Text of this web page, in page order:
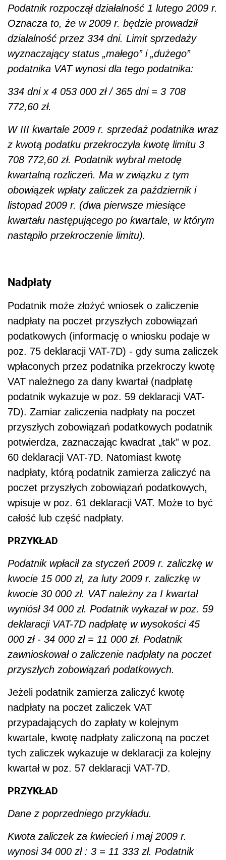
Podatnik rozpoczął działalność 1 lutego 2009 r.
Oznacza to, że w 2009 r. będzie prowadził
działalność przez 334 dni. Limit sprzedaży
wyznaczający status „małego” i „dużego”
podatnika VAT wynosi dla tego podatnika:
334 dni x 4 053 000 zł / 365 dni = 3 708
772,60 zł.
W III kwartale 2009 r. sprzedaż podatnika wraz
z kwotą podatku przekroczyła kwotę limitu 3
708 772,60 zł. Podatnik wybrał metodę
kwartalną rozliczeń. Ma w związku z tym
obowiązek wpłaty zaliczek za październik i
listopad 2009 r. (dwa pierwsze miesiące
kwartału następującego po kwartale, w którym
nastąpiło przekroczenie limitu).
Nadpłaty
Podatnik może złożyć wniosek o zaliczenie
nadpłaty na poczet przyszłych zobowiązań
podatkowych (informację o wniosku podaje w
poz. 75 deklaracji VAT-7D) - gdy suma zaliczek
wpłaconych przez podatnika przekroczy kwotę
VAT należnego za dany kwartał (nadpłatę
podatnik wykazuje w poz. 59 deklaracji VAT-
7D). Zamiar zaliczenia nadpłaty na poczet
przyszłych zobowiązań podatkowych podatnik
potwierdza, zaznaczając kwadrat „tak” w poz.
60 deklaracji VAT-7D. Natomiast kwotę
nadpłaty, którą podatnik zamierza zaliczyć na
poczet przyszłych zobowiązań podatkowych,
wpisuje w poz. 61 deklaracji VAT. Może to być
całość lub część nadpłaty.
PRZYKŁAD
Podatnik wpłacił za styczeń 2009 r. zaliczkę w
kwocie 15 000 zł, za luty 2009 r. zaliczkę w
kwocie 30 000 zł. VAT należny za I kwartał
wyniósł 34 000 zł. Podatnik wykazał w poz. 59
deklaracji VAT-7D nadpłatę w wysokości 45
000 zł - 34 000 zł = 11 000 zł. Podatnik
zawnioskował o zaliczenie nadpłaty na poczet
przyszłych zobowiązań podatkowych.
Jeżeli podatnik zamierza zaliczyć kwotę
nadpłaty na poczet zaliczek VAT
przypadających do zapłaty w kolejnym
kwartale, kwotę nadpłaty zaliczoną na poczet
tych zaliczek wykazuje w deklaracji za kolejny
kwartał w poz. 57 deklaracji VAT-7D.
PRZYKŁAD
Dane z poprzedniego przykładu.
Kwota zaliczek za kwiecień i maj 2009 r.
wynosi 34 000 zł : 3 = 11 333 zł. Podatnik